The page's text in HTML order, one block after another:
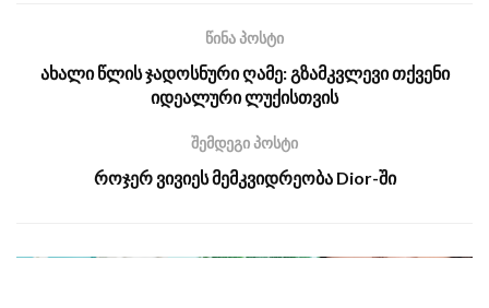
წინა პოსტი
ახალი წლის ჯადოსნური ღამე: გზამკვლევი თქვენი
იდეალური ლუქისთვის
შემდეგი პოსტი
როჯერ ვივიეს მემკვიდრეობა Dior-ში